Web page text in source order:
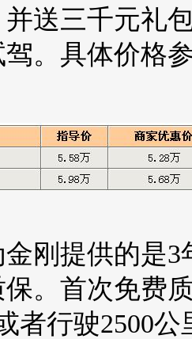
并送三千元礼
。具体价格
金刚 提供的是3
。首次免费
者行驶2500公